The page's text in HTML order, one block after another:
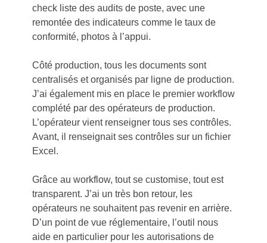
check liste des audits de poste, avec une
remontée des indicateurs comme le taux de
conformité, photos à l’appui.
Côté production, tous les documents sont
centralisés et organisés par ligne de production.
J’ai également mis en place le premier workflow
complété par des opérateurs de production.
L’opérateur vient renseigner tous ses contrôles.
Avant, il renseignait ses contrôles sur un fichier
Excel.
Grâce au workflow, tout se customise, tout est
transparent. J’ai un très bon retour, les
opérateurs ne souhaitent pas revenir en arrière.
D’un point de vue réglementaire, l’outil nous
aide en particulier pour les autorisations de